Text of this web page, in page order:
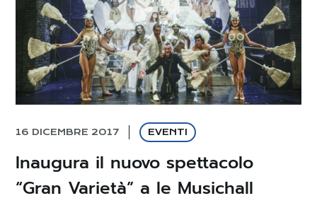
16 DICEMBRE 2017 EVENTI
Inaugura il nuovo spettacolo
“Gran Varietà” a le Musichall